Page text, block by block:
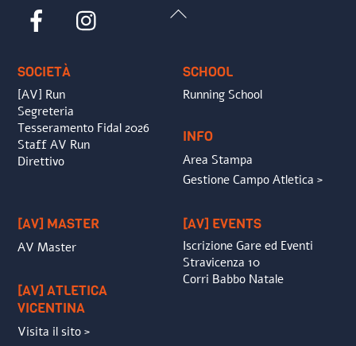
Back
Facebook
SOCIETÀ
[AV] Run
Segreteria
Tesseramento Fidal 2026
Staff AV Run
Direttivo
SCHOOL
Running School
INFO
Area Stampa
Gestione Campo Atletica >
[AV] MASTER
AV Master
[AV] ATLETICA
VICENTINA
Visita il sito >
[AV] EVENTS
Iscrizione Gare ed Eventi
Stravicenza 10
Corri Babbo Natale